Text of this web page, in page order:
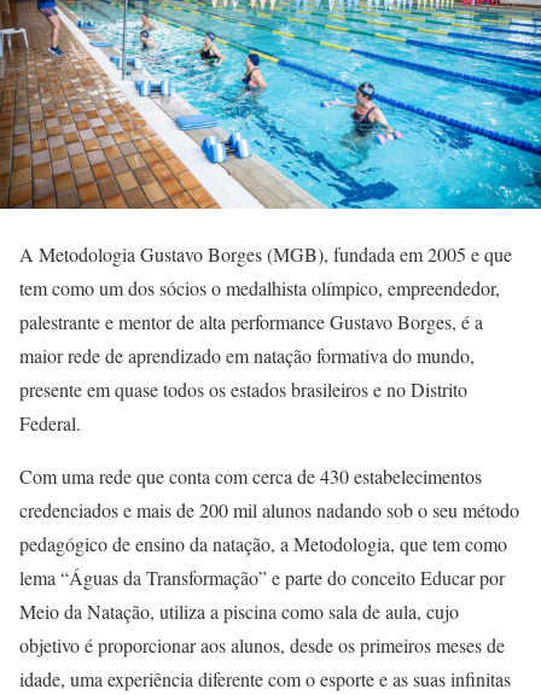
A Metodologia Gustavo Borges (MGB), fundada em 2005 e que
tem como um dos sócios o medalhista olímpico, empreendedor,
palestrante e mentor de alta performance Gustavo Borges, é a
maior rede de aprendizado em natação formativa do mundo,
presente em quase todos os estados brasileiros e no Distrito
Federal.
Com uma rede que conta com cerca de 430 estabelecimentos
credenciados e mais de 200 mil alunos nadando sob o seu método
pedagógico de ensino da natação, a Metodologia, que tem como
lema “Águas da Transformação” e parte do conceito Educar por
Meio da Natação, utiliza a piscina como sala de aula, cujo
objetivo é proporcionar aos alunos, desde os primeiros meses de
idade, uma experiência diferente com o esporte e as suas infinitas